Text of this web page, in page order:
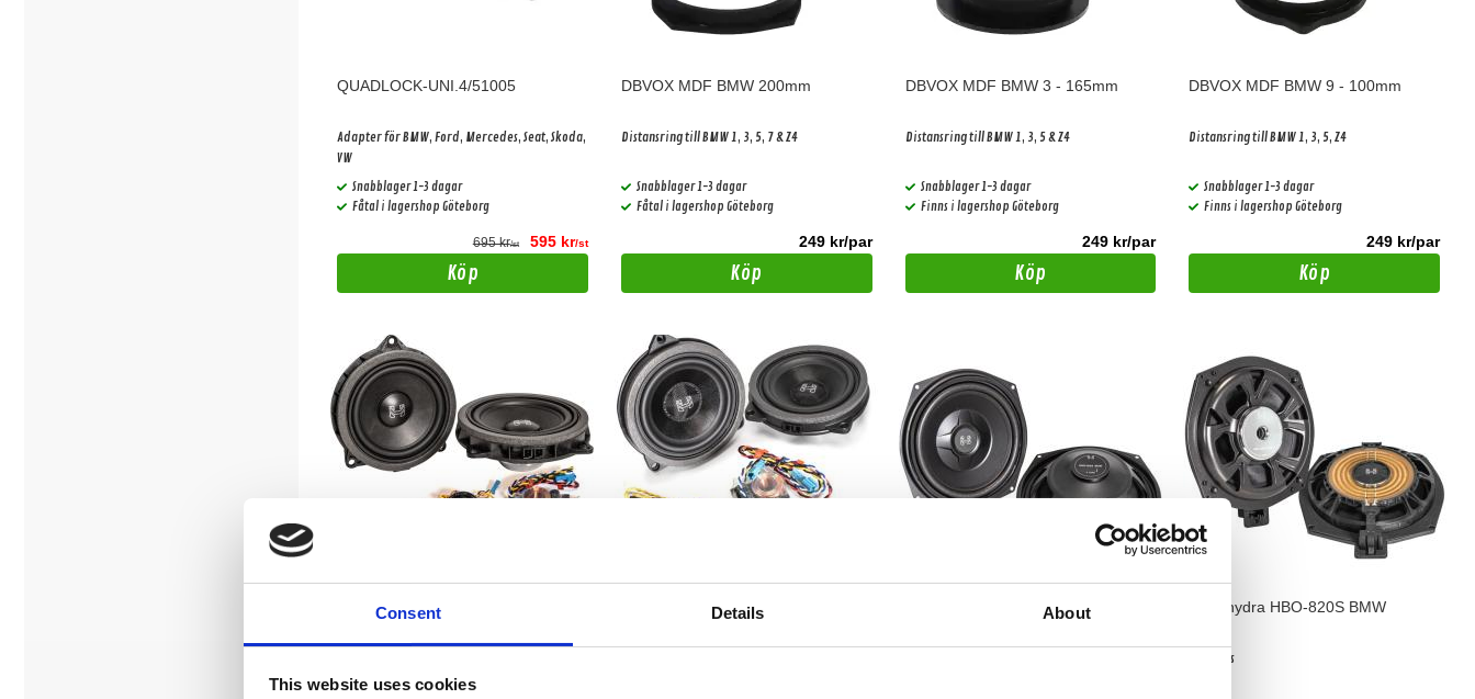
Consent Details About
This website uses cookies
QUADLOCK-UNI.4/51005
Adapter för BMW, Ford, Mercedes, Seat, Skoda,
VW
Snabblager 1-3 dagar
Fåtal i lagershop Göteborg
695 kr/st 595 kr/st
Köp
DBVOX MDF BMW 200mm
Distansring till BMW 1, 3, 5, 7 & Z4
Snabblager 1-3 dagar
Fåtal i lagershop Göteborg
249 kr/par
Köp
DBVOX MDF BMW 3 - 165mm
Distansring till BMW 1, 3, 5 & Z4
Snabblager 1-3 dagar
Finns i lagershop Göteborg
249 kr/par
Köp
DBVOX MDF BMW 9 - 100mm
Distansring till BMW 1, 3, 5, Z4
Snabblager 1-3 dagar
Finns i lagershop Göteborg
249 kr/par
Köp
Blackhydra HDO-420C
bilar.
Blackhydra HBO-425C BMW Blackhydra HDO-815S BMW Blackhydra HBO-820S BMW
BMW Bas